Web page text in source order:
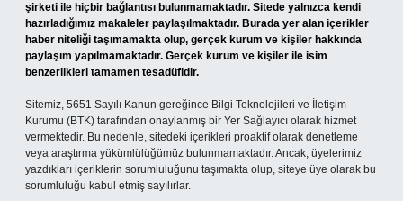
şirketi ile hiçbir bağlantısı bulunmamaktadır. Sitede yalnızca kendi
hazırladığımız makaleler paylaşılmaktadır. Burada yer alan içerikler
haber niteliği taşımamakta olup, gerçek kurum ve kişiler hakkında
paylaşım yapılmamaktadır. Gerçek kurum ve kişiler ile isim
benzerlikleri tamamen tesadüfidir.
Sitemiz, 5651 Sayılı Kanun gereğince Bilgi Teknolojileri ve İletişim
Kurumu (BTK) tarafından onaylanmış bir Yer Sağlayıcı olarak hizmet
vermektedir. Bu nedenle, sitedeki içerikleri proaktif olarak denetleme
veya araştırma yükümlülüğümüz bulunmamaktadır. Ancak, üyelerimiz
yazdıkları içeriklerin sorumluluğunu taşımakta olup, siteye üye olarak bu
sorumluluğu kabul etmiş sayılırlar.